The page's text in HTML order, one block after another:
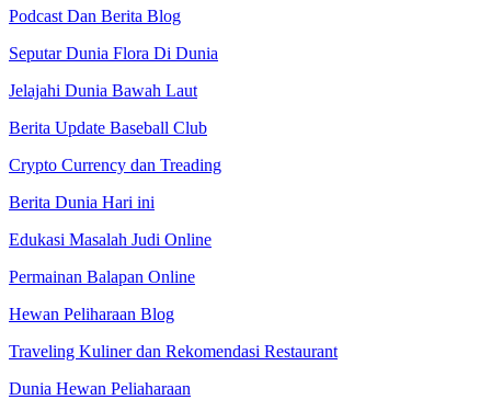
Podcast Dan Berita Blog
Seputar Dunia Flora Di Dunia
Jelajahi Dunia Bawah Laut
Berita Update Baseball Club
Crypto Currency dan Treading
Berita Dunia Hari ini
Edukasi Masalah Judi Online
Permainan Balapan Online
Hewan Peliharaan Blog
Traveling Kuliner dan Rekomendasi Restaurant
Dunia Hewan Peliaharaan